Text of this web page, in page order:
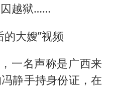
囚越狱……
大嫂”视频
一名声称是广西来
静手持身份证，在